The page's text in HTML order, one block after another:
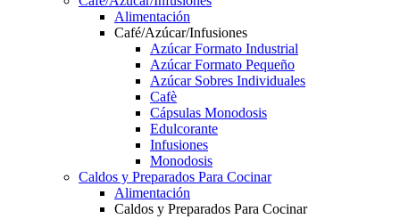
Alimentación
Café/Azúcar/Infusiones
Azúcar Formato Industrial
Azúcar Formato Pequeño
Azúcar Sobres Individuales
Cafè
Cápsulas Monodosis
Edulcorante
Infusiones
Monodosis
Caldos y Preparados Para Cocinar
Alimentación
Caldos y Preparados Para Cocinar